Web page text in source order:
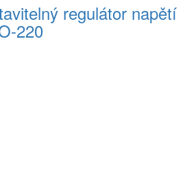
regulátor napětí
220